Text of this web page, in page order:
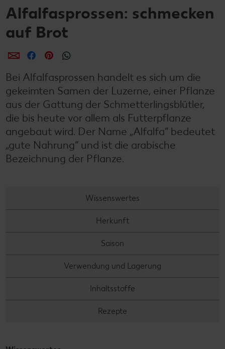
Alfalfasprossen: schmecken
auf Brot
per E-Mail teilen
per Facebook teilen
per Pinterest teilen
Bei Alfalfasprossen handelt es sich um die
gekeimten Samen der Luzerne, einer Pflanze
aus der Gattung der Schmetterlingsblütler,
die bis heute vor allem als Futterpflanze
angebaut wird. Der Name „Alfalfa“ bedeutet
„gute Nahrung“ und ist die arabische
Bezeichnung der Pflanze.
Wissenswertes
Herkunft
Saison
Verwendung und Lagerung
Inhaltsstoffe
Rezepte